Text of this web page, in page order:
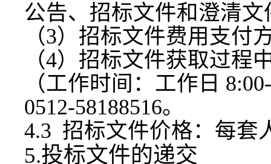
公告、招标文件和澄清
（3）招标文件费用支付
（4）招标文件获取过程
（工作时间：工作日
0512-58188516。
4.3 招标文件价格：每套
5.投标文件的递交